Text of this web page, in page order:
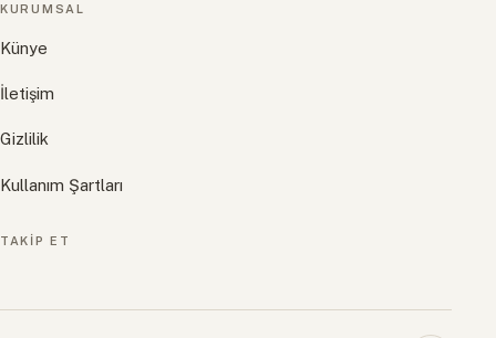
KURUMSAL
Künye
İletişim
Gizlilik
Kullanım Şartları
TAKIP ET